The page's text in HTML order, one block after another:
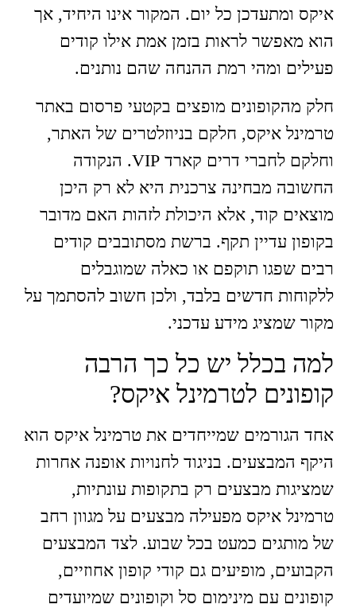
איקס ומתעדכן כל יום. המקור אינו היחיד, אך
הוא מאפשר לראות בזמן אמת אילו קודים
פעילים ומהי רמת ההנחה שהם נותנים.
חלק מהקופונים מופצים בקטעי פרסום באתר
טרמינל איקס, חלקם בניוזלטרים של האתר,
וחלקם לחברי דרים קארד VIP. הנקודה
החשובה מבחינה צרכנית היא לא רק היכן
מוצאים קוד, אלא היכולת לזהות האם מדובר
בקופון עדיין תקף. ברשת מסתובבים קודים
רבים שפגו תוקפם או כאלה שמוגבלים
ללקוחות חדשים בלבד, ולכן חשוב להסתמך על
מקור שמציג מידע עדכני.
למה בכלל יש כל כך הרבה
קופונים לטרמינל איקס?
אחד הגורמים שמייחדים את טרמינל איקס הוא
היקף המבצעים. בניגוד לחנויות אופנה אחרות
שמציגות מבצעים רק בתקופות עונתיות,
טרמינל איקס מפעילה מבצעים על מגוון רחב
של מותגים כמעט בכל שבוע. לצד המבצעים
הקבועים, מופיעים גם קודי קופון אחוזיים,
קופונים עם מינימום סל וקופונים שמיועדים